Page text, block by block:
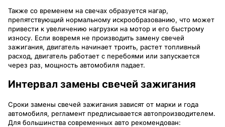
Также со временем на свечах образуется нагар,
препятствующий нормальному искрообразованию, что может
привести к увеличению нагрузки на мотор и его быстрому
износу. Если вовремя не производить замену свечей
зажигания, двигатель начинает троить, растет топливный
расход, двигатель работает с перебоями или запускается
через раз, мощность автомобиля падает.
Интервал замены свечей зажигания
Сроки замены свечей зажигания зависят от марки и года
автомобиля, регламент предписывается автопроизводителем.
Для большинства современных авто рекомендован: